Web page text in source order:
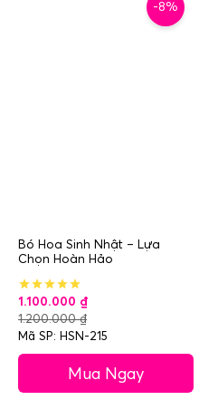
-8%
Bó Hoa Sinh Nhật – Lựa
Chọn Hoàn Hảo
1.100.000 ₫
1.200.000₫
Mã SP: HSN-215
Mua Ngay